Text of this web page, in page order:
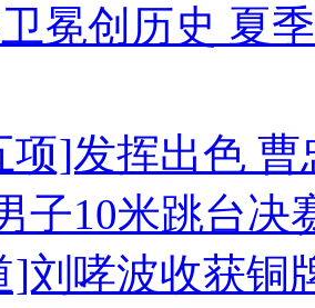
冕创历史 夏
项]发挥出色
子10米跳台决
]刘哮波收获铜